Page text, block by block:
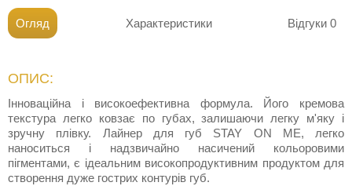
Огляд Характеристики Відгуки 0
ОПИС:
Інноваційна і високоефективна формула. Його кремова
текстура легко ковзає по губах, залишаючи легку м'яку і
зручну плівку. Лайнер для губ STAY ON ME, легко
наноситься і надзвичайно насичений кольоровими
пігментами, є ідеальним високопродуктивним продуктом для
створення дуже гострих контурів губ.